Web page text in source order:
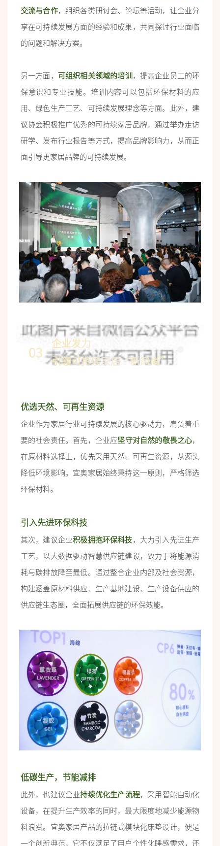
交流与合作，组织各类研讨会、论坛等活动，让企业分
享在可持续发展方面的经验和成果，共同探讨行业面临
的问题和解决方案。
另一方面， 可组织相关领域的培训，提高企业员工的环
保意识和专业技能。培训内容可以包括环保材料的应
用、绿色生产工艺、可持续发展理念等方面。此外，建
议协会积极推广优秀的可持续家居品牌，通过举办走访
研学、发布行业报告等方式，提高品牌影响力，从而正
面引导更家居品牌的可持续发展。
03
企业发力
引领可持续家居“新风尚”
优选天然、可再生资源
企业作为家居行业可持续发展的核心驱动力，肩负着重
要的社会责任。首先，企业应坚守对自然的敬畏之心，
在原材料选择上，优先采用天然、可再生资源，从源头
降低环境影响。宜奥家居始终秉持这一原则，严格筛选
环保材料。
引入先进环保科技
其次，建议企业积极拥抱环保科技，大力引入先进生产
工艺，以大数据驱动智慧供应链建设，致力于将能源消
耗与碳排放降至最低。通过整合企业内部及社会资源，
构建涵盖原材料供应、生产基地建设、生产设备供应的
供应链生态圈，全面拓展供应链的环保效能。
低碳生产，节能减排
此外，也建议企业持续优化生产流程，采用智能自动化
设备，在提升生产效率的同时，最大限度地减少能源物
料浪费。宜奥家居产品的拉链式模块化床垫设计，便是
一个创新典范，它不仅满足了用户个性化睡感需求，还